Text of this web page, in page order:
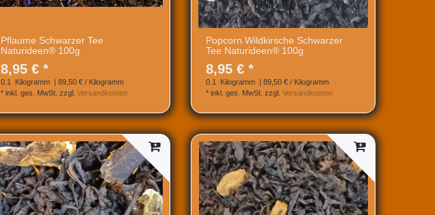
Pflaume Schwarzer Tee
Naturideen® 100g
8,95 € *
0.1 Kilogramm
| 89,50 € / Kilogramm
* inkl. ges. MwSt. zzgl. Versandkosten
Popcorn Wildkirsche Schwarzer
Tee Naturideen® 100g
8,95 € *
0.1 Kilogramm
| 89,50 € / Kilogramm
* inkl. ges. MwSt. zzgl. Versandkosten